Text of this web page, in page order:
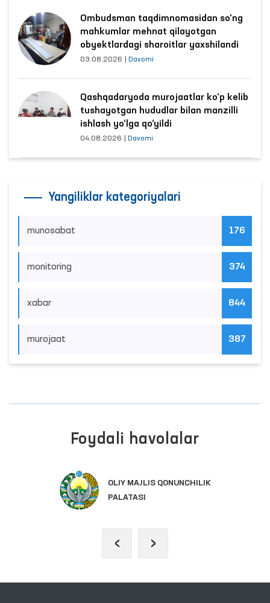
Ombudsman taqdimnomasidan so‘ng
mahkumlar mehnat qilayotgan
obyektlardagi sharoitlar yaxshilandi
03.08.2026 Davomi
Qashqadaryoda murojaatlar ko‘p kelib
tushayotgan hududlar bilan manzilli
ishlash yo‘lga qo‘yildi
04.08.2026 Davomi
Yangiliklar kategoriyalari
munosabat 176
monitoring 374
xabar 844
murojaat 387
Foydali havolalar
OLIY MAJLIS QONUNCHILIK
PALATASI
‹ ›